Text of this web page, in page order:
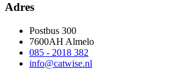
Adres
Postbus 300
7600AH Almelo
085 - 2018 382
info@catwise.nl